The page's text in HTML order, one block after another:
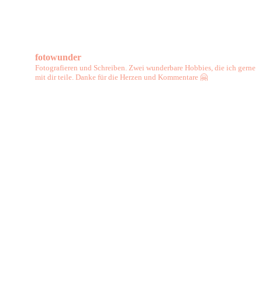
fotowunder
Fotografieren und Schreiben. Zwei wunderbare Hobbies, die ich gerne
mit dir teile. Danke für die Herzen und Kommentare 🤗